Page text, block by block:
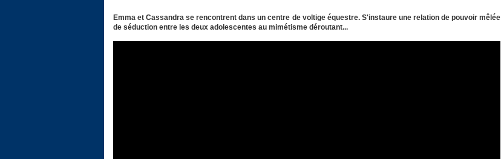
Emma et Cassandra se rencontrent dans un centre de voltige équestre. S'instaure une relation de pouvoir mêlée
de séduction entre les deux adolescentes au mimétisme déroutant...